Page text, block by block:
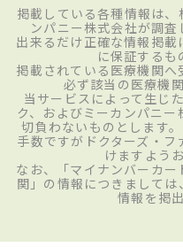
掲載している各種情報は
ンパニー株式会社が調査
出来るだけ正確な情報掲
に保証するも
掲載されている医療機関
必ず該当の医療機
当サービスによって生じ
ク、およびミーカンパニ
切負わないものとします
手数ですがドクターズ・
けますよう
なお、「マイナンバーカ
関」の情報につきましては
情報を掲